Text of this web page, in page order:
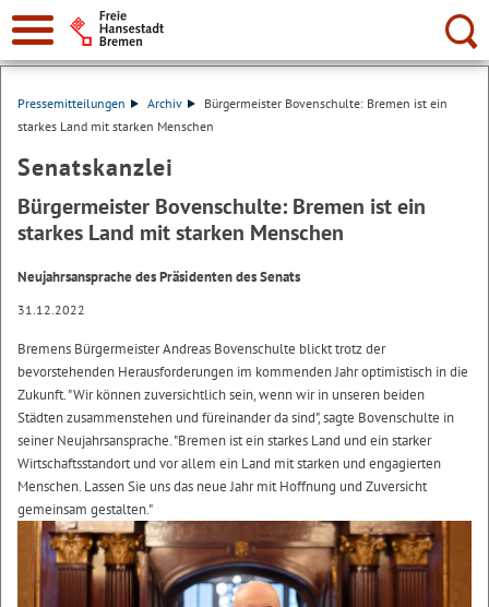
Suche:
Pressemitteilungen Archiv
Bürgermeister Bovenschulte: Bremen ist ein
starkes Land mit starken Menschen
Senatskanzlei
Bürgermeister Bovenschulte: Bremen ist ein
starkes Land mit starken Menschen
Neujahrsansprache des Präsidenten des Senats
31.12.2022
Bremens Bürgermeister Andreas Bovenschulte blickt trotz der
bevorstehenden Herausforderungen im kommenden Jahr optimistisch in die
Zukunft. "Wir können zuversichtlich sein, wenn wir in unseren beiden
Städten zusammenstehen und füreinander da sind", sagte Bovenschulte in
seiner Neujahrsansprache. "Bremen ist ein starkes Land und ein starker
Wirtschaftsstandort und vor allem ein Land mit starken und engagierten
Menschen. Lassen Sie uns das neue Jahr mit Hoffnung und Zuversicht
gemeinsam gestalten."